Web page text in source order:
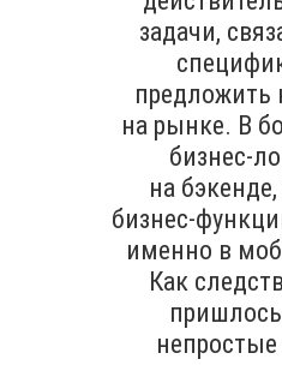
задачи,
предложить
на рынке. В
бизнес-
на
бизнес-
именно в
Как